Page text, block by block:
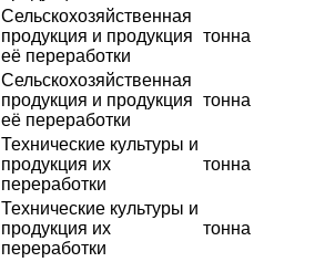
Сельскохозяйственная
продукция и продукция
её переработки
тонна
Сельскохозяйственная
продукция и продукция
её переработки
тонна
Технические культуры и
продукция их
переработки
тонна
Технические культуры и
продукция их
переработки
тонна